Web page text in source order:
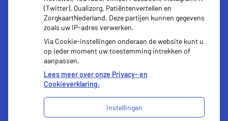
(Twitter), Qualizorg, Patiëntenvertellen en
ZorgkaartNederland. Deze partijen kunnen gegevens
zoals uw IP-adres verwerken.
Via Cookie-instellingen onderaan de website kunt u
op ieder moment uw toestemming intrekken of
aanpassen.
Lees meer over onze Privacy- en
Cookieverklaring.
Instellingen